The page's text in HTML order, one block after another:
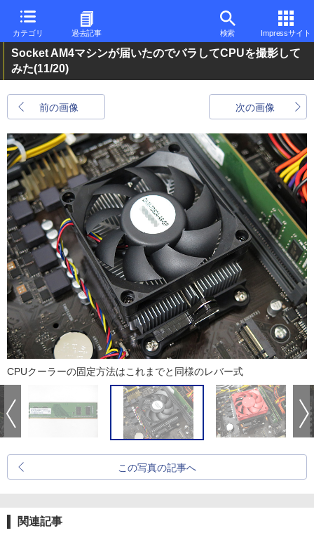
カテゴリ 過去記事 検索 Impressサイト
Socket AM4マシンが届いたのでバラしてCPUを撮影して
みた(11/20)
前の画像 次の画像
CPUクーラーの固定方法はこれまでと同様のレバー式
この写真の記事へ
関連記事